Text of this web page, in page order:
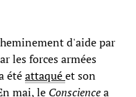
d'aide par
les forces armées
étéattaquéet son
mai, le Consciencea